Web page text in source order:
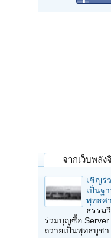
จากเว็บพลัง
เชิญร่
เป็นฐ
พุทธศ
ธรรม
ร่วมบุญซื้อ Server
ถวายเป็นพุทธบูช